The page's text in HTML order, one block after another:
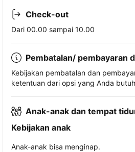
Check-out
Dari 00.00 sampai 10.00
Pembatalan/ pembayaran
Kebijakan pembatalan dan
ketentuan dari opsi yang Anda
Anak-anak dan tempat
Kebijakan anak
Anak-anak bisa menginap.